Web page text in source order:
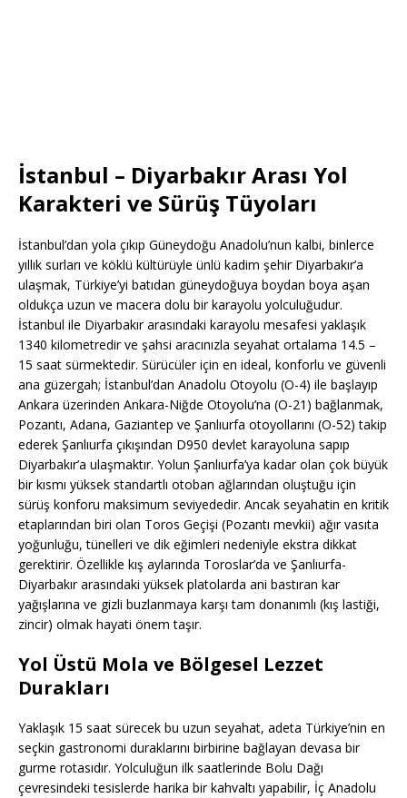
İstanbul – Diyarbakır Arası Yol
Karakteri ve Sürüş Tüyoları
İstanbul’dan yola çıkıp Güneydoğu Anadolu’nun kalbi, binlerce
yıllık surları ve köklü kültürüyle ünlü kadim şehir Diyarbakır’a
ulaşmak, Türkiye’yi batıdan güneydoğuya boydan boya aşan
oldukça uzun ve macera dolu bir karayolu yolculuğudur.
İstanbul ile Diyarbakır arasındaki karayolu mesafesi yaklaşık
1340 kilometredir ve şahsi aracınızla seyahat ortalama 14.5 –
15 saat sürmektedir. Sürücüler için en ideal, konforlu ve güvenli
ana güzergah; İstanbul’dan Anadolu Otoyolu (O-4) ile başlayıp
Ankara üzerinden Ankara-Niğde Otoyolu’na (O-21) bağlanmak,
Pozantı, Adana, Gaziantep ve Şanlıurfa otoyollarını (O-52) takip
ederek Şanlıurfa çıkışından D950 devlet karayoluna sapıp
Diyarbakır’a ulaşmaktır. Yolun Şanlıurfa’ya kadar olan çok büyük
bir kısmı yüksek standartlı otoban ağlarından oluştuğu için
sürüş konforu maksimum seviyededir. Ancak seyahatin en kritik
etaplarından biri olan Toros Geçişi (Pozantı mevkii) ağır vasıta
yoğunluğu, tünelleri ve dik eğimleri nedeniyle ekstra dikkat
gerektirir. Özellikle kış aylarında Toroslar’da ve Şanlıurfa-
Diyarbakır arasındaki yüksek platolarda ani bastıran kar
yağışlarına ve gizli buzlanmaya karşı tam donanımlı (kış lastiği,
zincir) olmak hayati önem taşır.
Yol Üstü Mola ve Bölgesel Lezzet
Durakları
Yaklaşık 15 saat sürecek bu uzun seyahat, adeta Türkiye’nin en
seçkin gastronomi duraklarını birbirine bağlayan devasa bir
gurme rotasıdır. Yolculuğun ilk saatlerinde Bolu Dağı
çevresindeki tesislerde harika bir kahvaltı yapabilir, İç Anadolu